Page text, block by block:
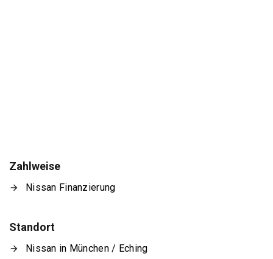
Zahlweise
Nissan Finanzierung
Standort
Nissan in München / Eching